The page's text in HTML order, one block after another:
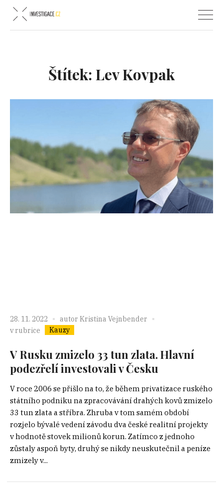
Štítek: Lev Kovpak
28. 11. 2022 autor Kristina Vejnbender
v rubrice
Kauzy
V Rusku zmizelo 33 tun zlata. Hlavní
podezřelí investovali v Česku
V roce 2006 se přišlo na to, že během privatizace ruského
státního podniku na zpracovávání drahých kovů zmizelo
33 tun zlata a stříbra. Zhruba v tom samém období
rozjelo bývalé vedení závodu dva české realitní projekty
v hodnotě stovek milionů korun. Zatímco z jednoho
zůstaly aspoň byty, druhý se nikdy neuskutečnil a peníze
zmizely v...